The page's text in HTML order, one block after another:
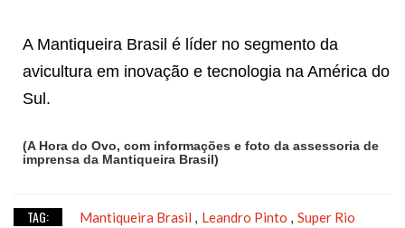
A Mantiqueira Brasil é líder no segmento da
avicultura em inovação e tecnologia na América do
Sul.
(A Hora do Ovo, com informações e foto da assessoria de
imprensa da Mantiqueira Brasil)
TAG: Mantiqueira Brasil , Leandro Pinto , Super Rio